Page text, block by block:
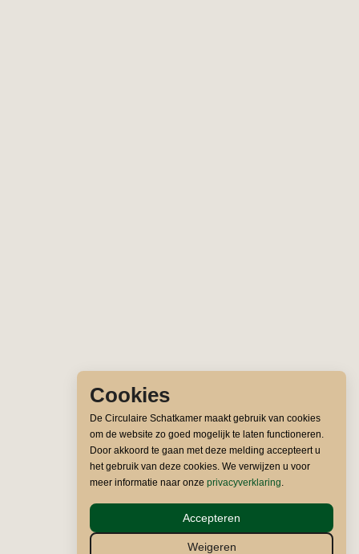
Cookies
De Circulaire Schatkamer maakt gebruik van cookies
om de website zo goed mogelijk te laten functioneren.
Door akkoord te gaan met deze melding accepteert u
het gebruik van deze cookies. We verwijzen u voor
meer informatie naar onze privacyverklaring.
Accepteren
Weigeren